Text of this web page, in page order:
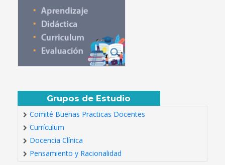
Grupos de Estudio
Comité Buenas Practicas Docentes
Currículum
Docencia Clínica
Pensamiento y Racionalidad